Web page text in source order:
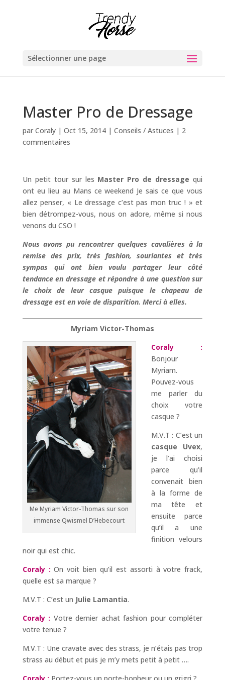
Sélectionner une page
Master Pro de Dressage
par Coraly| Oct 15, 2014| Conseils / Astuces | 2
commentaires
Un petit tour sur les Master Pro de dressage qui
ont eu lieu au Mans ce weekend Je sais ce que vous
allez penser, « Le dressage c’est pas mon truc ! » et
bien détrompez-vous, nous on adore, même si nous
venons du CSO !
Nous avons pu rencontrer quelques cavalières à la
remise des prix, très fashion, souriantes et très
sympas qui ont bien voulu partager leur côté
tendance en dressage et répondre à une question sur
le choix de leur casque puisque le chapeau de
dressage est en voie de disparition. Merci à elles.
Myriam Victor-Thomas
Me Myriam Victor-Thomas sur son
immense Qwismel D’Hebecourt
Coraly :
Bonjour
Myriam.
Pouvez-vous
me parler du
choix votre
casque ?
M.V.T : C’est un
casque Uvex,
je l’ai choisi
parce qu’il
convenait bien
à la forme de
ma tête et
ensuite parce
qu’il a une
finition velours
noir qui est chic.
Coraly : On voit bien qu’il est assorti à votre frack,
quelle est sa marque ?
M.V.T : C’est un Julie Lamantia.
Coraly : Votre dernier achat fashion pour compléter
votre tenue ?
M.V.T : Une cravate avec des strass, je n’étais pas trop
strass au début et puis je m’y mets petit à petit ….